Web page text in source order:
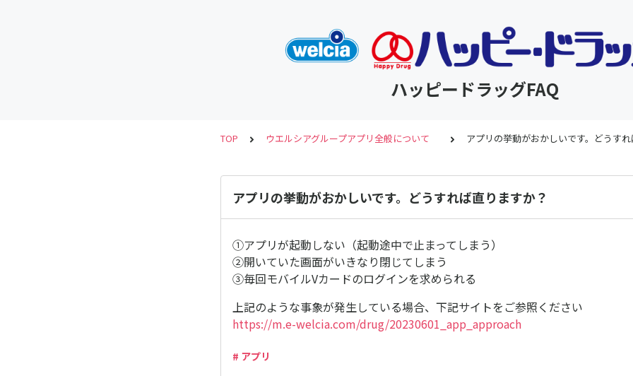
ハッピードラッグFAQ
TOP ウエルシアグループアプリ全般について アプリの挙動がおかしいです。どうすれ
アプリの挙動がおかしいです。どうすれば直りますか？
①アプリが起動しない（起動途中で止まってしまう）
②開いていた画面がいきなり閉じてしまう
③毎回モバイルVカードのログインを求められる
上記のような事象が発生している場合、下記サイトをご参照ください
https://m.e-welcia.com/drug/20230601_app_approach
# アプリ